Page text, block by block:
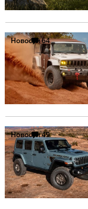
Новости64
Новости49